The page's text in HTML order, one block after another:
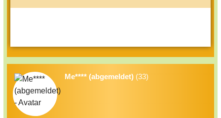
Me**** (abgemeldet) (33)